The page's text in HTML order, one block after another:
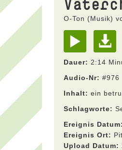
O-Ton (Musik)
Dauer: 2:14
Audio-Nr: #976
Inhalt: ein
Schlagworte:
Ereignis Datum:
Ereignis Ort:
Upload Datum: